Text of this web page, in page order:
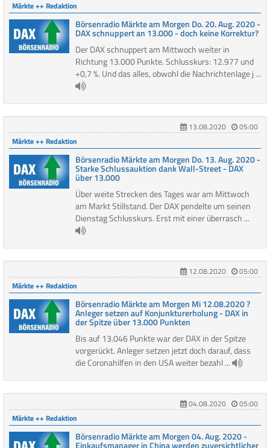
Märkte ++ Redaktion
Börsenradio Märkte am Morgen Do. 20. Aug. 2020 -
DAX schnuppert an 13.000 - doch keine Korrektur?
Der DAX schnuppert am Mittwoch weiter in
Richtung 13.000 Punkte. Schlusskurs: 12.977 und
+0,7 %. Und das alles, obwohl die Nachrichtenlage j ...
13.08.2020
05:00
Märkte ++ Redaktion
Börsenradio Märkte am Morgen Do. 13. Aug. 2020 -
Starke Schlussauktion dank Wall-Street - DAX
über 13.000
Über weite Strecken des Tages war am Mittwoch
am Markt Stillstand. Der DAX pendelte um seinen
Dienstag Schlusskurs. Erst mit einer überrasch ...
12.08.2020
05:00
Märkte ++ Redaktion
Börsenradio Märkte am Morgen Mi 12.08.2020 ?
Anleger setzen auf Konjunkturerholung - DAX in
der Spitze über 13.000 Punkten
Bis auf 13.046 Punkte war der DAX in der Spitze
vorgerückt. Anleger setzen jetzt doch darauf, dass
die Coronahilfen in den USA weiter bezahl ...
04.08.2020
05:00
Märkte ++ Redaktion
Börsenradio Märkte am Morgen 04. Aug. 2020 -
Einkaufsmanager in China werden zuversichtlicher